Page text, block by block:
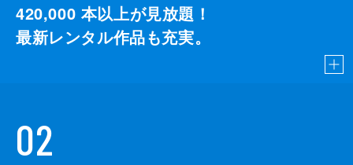
420,000 本以上が見放題！
最新レンタル作品も充実。
02